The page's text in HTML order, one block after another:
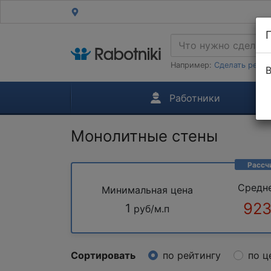
Например: Сделать
Работники
Монолитные стены
Минимальная цена
1 руб/м.п
Сортировать по рейтингу по